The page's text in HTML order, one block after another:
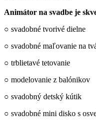
Animátor na svadbe je
○ svadobné tvorivé dielne
○ svadobné maľovanie na
○ trblietavé tetovanie
○ modelovanie z balónikov
○ svadobný detský kútik
○ svadobné mini disko s